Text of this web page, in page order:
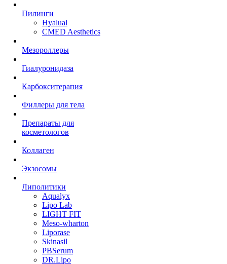
Пилинги
Hyalual
CMED Aesthetics
Мезороллеры
Гиалуронидаза
Карбокситерапия
Филлеры для тела
Препараты для
косметологов
Коллаген
Экзосомы
Липолитики
Aqualyx
Lipo Lab
LIGHT FIT
Meso-wharton
Liporase
Skinasil
PBSerum
DR.Lipo